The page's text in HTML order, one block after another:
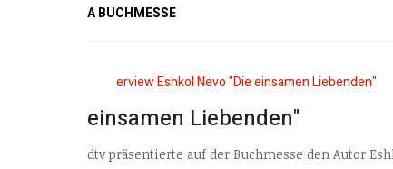
A BUCHMESSE
einsamen Liebenden"
dtv präsentierte auf der Buchmesse den Autor